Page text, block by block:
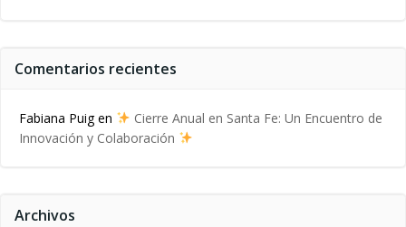
Comentarios recientes
Fabiana Puigen
Cierre Anual en Santa Fe: Un Encuentro de
Innovación y Colaboración
Archivos